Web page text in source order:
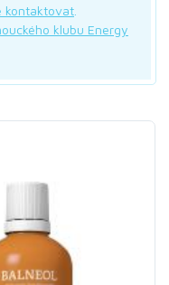
kontaktovat
klubu Energy